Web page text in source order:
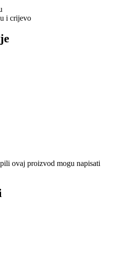
i crijevo
ovaj proizvod mogu napisati